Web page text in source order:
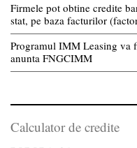
Firmele pot obtine credite
stat, pe baza facturilor
Programul IMM Leasing va
anunta FNGCIMM
Calculator de credite